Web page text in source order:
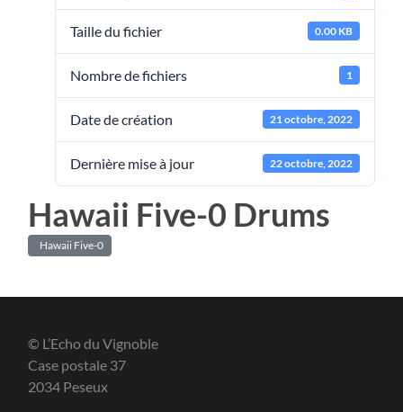
Taille du fichier 0.00 KB
Nombre de fichiers 1
Date de création 21 octobre, 2022
Dernière mise à jour 22 octobre, 2022
Hawaii Five-0 Drums
Hawaii Five-0
© L’Echo du Vignoble
Case postale 37
2034 Peseux